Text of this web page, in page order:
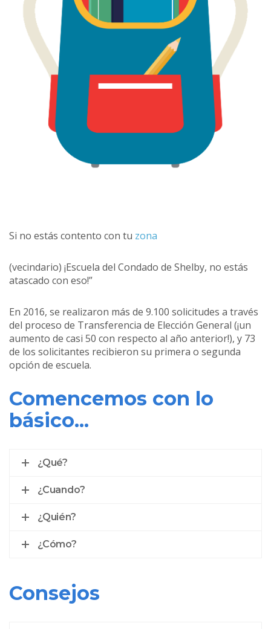
Si no estás contento con tu zona
(vecindario) ¡Escuela del Condado de Shelby, no estás
atascado con eso!”
En 2016, se realizaron más de 9.100 solicitudes a través
del proceso de Transferencia de Elección General (¡un
aumento de casi 50 con respecto al año anterior!), y 73
de los solicitantes recibieron su primera o segunda
opción de escuela.
Comencemos con lo
básico...
¿Qué?
¿Cuando?
¿Quién?
¿Cómo?
Consejos